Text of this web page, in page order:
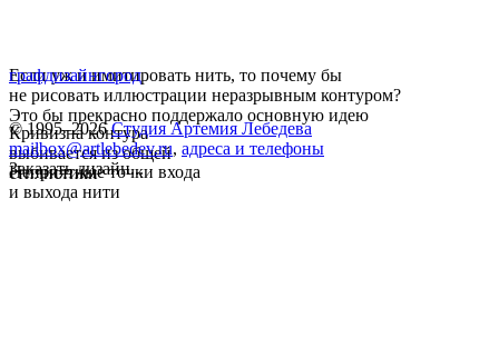
Если уж и имитировать нить, то почему бы
не рисовать иллюстрации неразрывным контуром?
Это бы прекрасно поддержало основную идею
Кривизна контура
выбивается из общей
стилистики
Неприятные точки входа
и выхода нити
графдизайнгород
© 1995–2026 Студия Артемия Лебедева
mailbox@artlebedev.ru, адреса и телефоны
Заказать дизайн...